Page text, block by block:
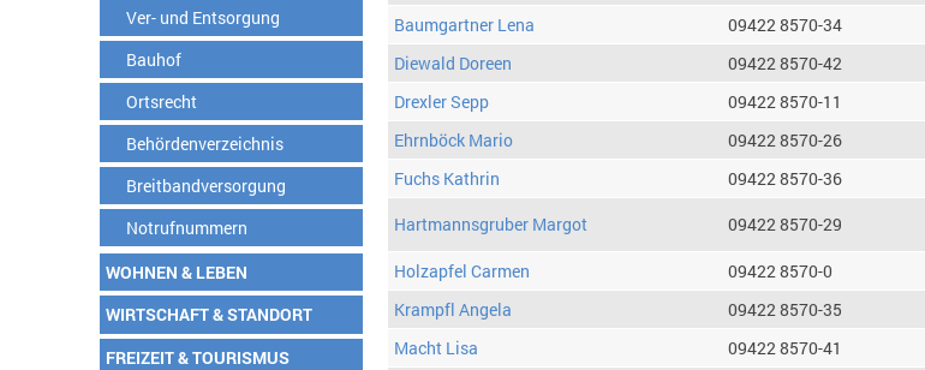
Ver- und Entsorgung
Bauhof
Ortsrecht
Behördenverzeichnis
Breitbandversorgung
Notrufnummern
WOHNEN & LEBEN
WIRTSCHAFT & STANDORT
FREIZEIT & TOURISMUS
Baumgartner Lena
09422 8570-34
Diewald Doreen
09422 8570-42
Drexler Sepp
09422 8570-11
Ehrnböck Mario
09422 8570-26
Fuchs Kathrin
09422 8570-36
Hartmannsgruber Margot
09422 8570-29
Holzapfel Carmen
09422 8570-0
Krampfl Angela
09422 8570-35
Macht Lisa
09422 8570-41